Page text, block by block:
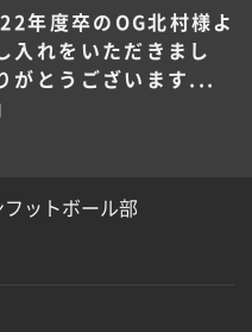
年度卒のOG北村様よ
入れをいただきまし
がとうございます...
ットボール部